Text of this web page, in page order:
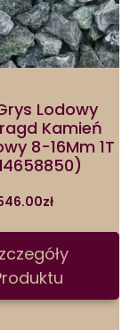
Lodowy
Kamień
8-16Mm 1T
zł